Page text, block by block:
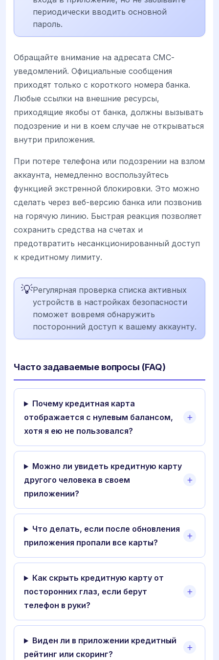
периодически вводить основной
пароль.
Обращайте внимание на адресата СМС-
уведомлений. Официальные сообщения
приходят только с короткого номера банка.
Любые ссылки на внешние ресурсы,
приходящие якобы от банка, должны вызывать
подозрение и ни в коем случае не открываться
внутри приложения.
При потере телефона или подозрении на взлом
аккаунта, немедленно воспользуйтесь
функцией экстренной блокировки. Это можно
сделать через веб-версию банка или позвонив
на горячую линию. Быстрая реакция позволяет
сохранить средства на счетах и
предотвратить несанкционированный доступ
к кредитному лимиту.
💡Регулярная проверка списка активных
устройств в настройках безопасности
поможет вовремя обнаружить
посторонний доступ к вашему аккаунту.
Часто задаваемые вопросы (FAQ)
Почему кредитная карта
отображается с нулевым балансом,
хотя я ею не пользовался?
Можно ли увидеть кредитную карту
другого человека в своем
приложении?
Что делать, если после обновления
приложения пропали все карты?
Как скрыть кредитную карту от
посторонних глаз, если берут
телефон в руки?
Виден ли в приложении кредитный
рейтинг или скоринг?